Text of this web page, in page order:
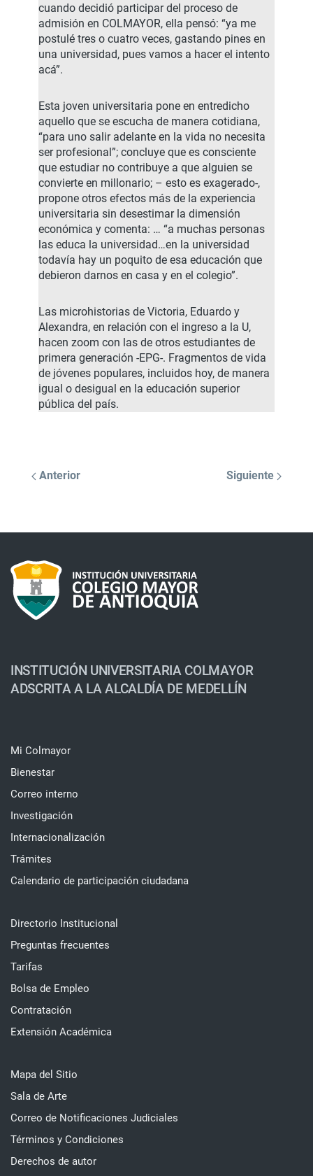
cuando decidió participar del proceso de
admisión en COLMAYOR, ella pensó: “ya me
postulé tres o cuatro veces, gastando pines en
una universidad, pues vamos a hacer el intento
acá”.
Esta joven universitaria pone en entredicho
aquello que se escucha de manera cotidiana,
“para uno salir adelante en la vida no necesita
ser profesional”; concluye que es consciente
que estudiar no contribuye a que alguien se
convierte en millonario; – esto es exagerado-,
propone otros efectos más de la experiencia
universitaria sin desestimar la dimensión
económica y comenta: … “a muchas personas
las educa la universidad…en la universidad
todavía hay un poquito de esa educación que
debieron darnos en casa y en el colegio”.
Las microhistorias de Victoria, Eduardo y
Alexandra, en relación con el ingreso a la U,
hacen zoom con las de otros estudiantes de
primera generación -EPG-. Fragmentos de vida
de jóvenes populares, incluidos hoy, de manera
igual o desigual en la educación superior
pública del país.
Anterior Siguiente
INSTITUCIÓN UNIVERSITARIA COLMAYOR
ADSCRITA A LA ALCALDÍA DE MEDELLÍN
Mi Colmayor
Bienestar
Correo interno
Investigación
Internacionalización
Trámites
Calendario de participación ciudadana
Directorio Institucional
Preguntas frecuentes
Tarifas
Bolsa de Empleo
Contratación
Extensión Académica
Mapa del Sitio
Sala de Arte
Correo de Notificaciones Judiciales
Términos y Condiciones
Derechos de autor